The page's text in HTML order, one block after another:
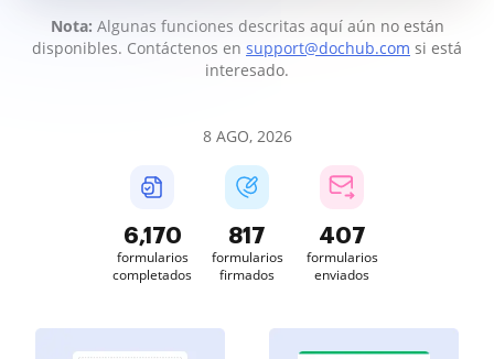
Nota: Algunas funciones descritas aquí aún no están
disponibles. Contáctenos en support@dochub.com si está
interesado.
8 AGO, 2026
6,170
formularios
completados
817
formularios
firmados
407
formularios
enviados